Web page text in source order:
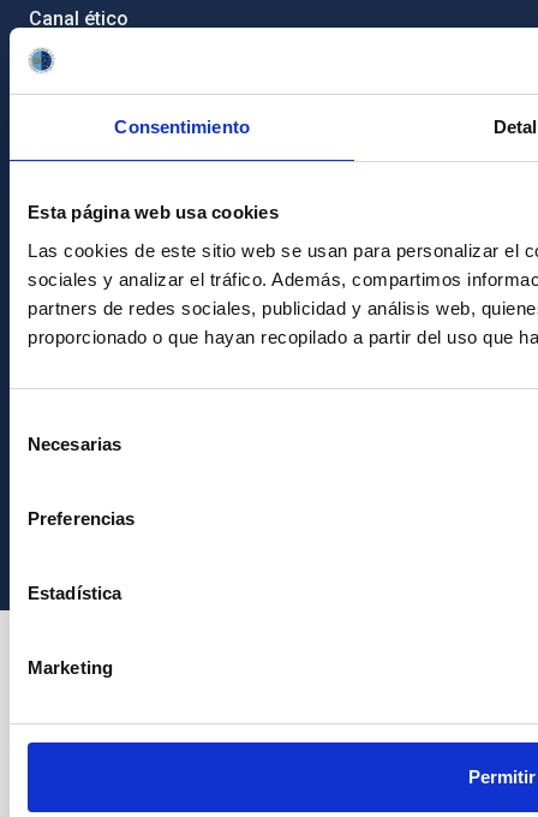
Consentimiento
Esta página web usa cookies
Las cookies de este sitio web se usan para personalizar el
sociales y analizar el tráfico. Además, compartimos
partners de redes sociales, publicidad y análisis web,
proporcionado o que hayan recopilado a partir del uso que
Necesarias
Preferencias
Estadística
Marketing
Canal ético
Condolencias Francisco Sánchez
PostFooter > Newsletter link
Únete a nuestra
Newsletter